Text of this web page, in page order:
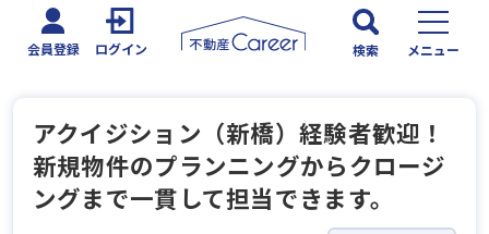
会員登録 ログイン 検索 メニュー
アクイジション（新橋）経験者歓迎！
新規物件のプランニングからクロージ
ングまで一貫して担当できます。